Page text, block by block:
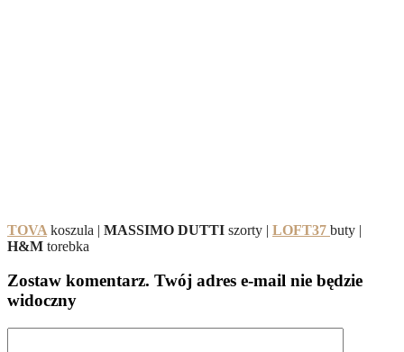
TOVA koszula | MASSIMO DUTTI szorty | LOFT37 buty |
H&M torebka
Zostaw komentarz. Twój adres e-mail nie będzie
widoczny